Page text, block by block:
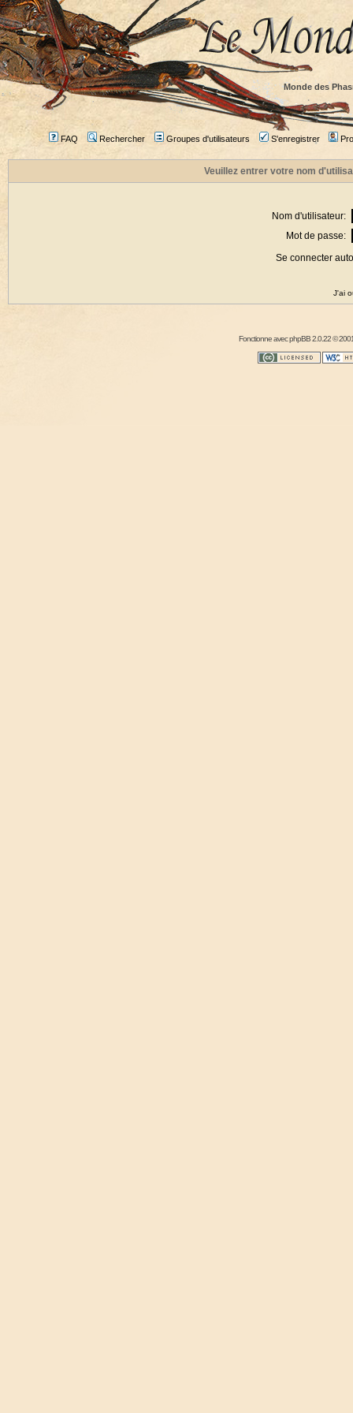
Monde des
FAQ Rechercher Groupes d'utilisateurs S'enregistrer
Veuillez entrer votre nom
Nom d'utilisateur:
Mot de passe:
Se connecter
J'ai
Fonctionne avecphpBB2.0.22 ©